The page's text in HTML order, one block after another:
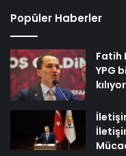
Popüler Haberler
Fatih
YPG